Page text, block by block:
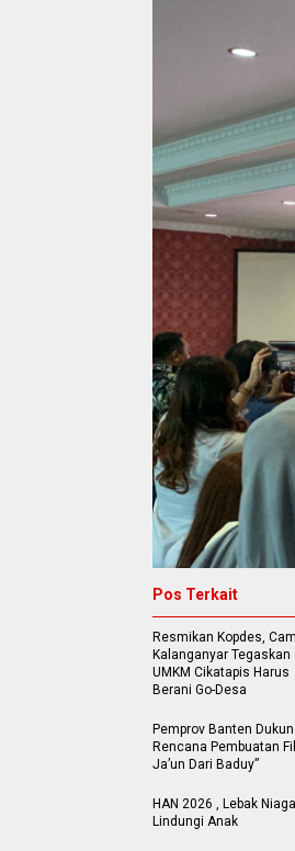
Pos Terkait
Resmikan Kopdes,
Kalanganyar Tegaskan
UMKM Cikatapis Harus
Berani Go-Desa
Pemprov Banten
Rencana Pembuatan
Ja’un Dari Baduy”
HAN 2026 , Lebak
Lindungi Anak